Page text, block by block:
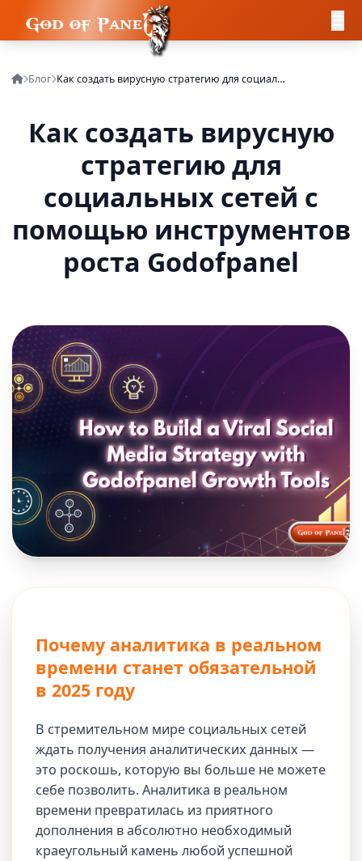
Блог Как создать вирусную стратегию для социальных сетей с помощью инструментов роста Godofpanel
Как создать вирусную
стратегию для
социальных сетей с
помощью инструментов
роста Godofpanel
Почему аналитика в реальном
времени станет обязательной
в 2025 году
В стремительном мире социальных сетей
ждать получения аналитических данных —
это роскошь, которую вы больше не можете
себе позволить. Аналитика в реальном
времени превратилась из приятного
дополнения в абсолютно необходимый
краеугольный камень любой успешной